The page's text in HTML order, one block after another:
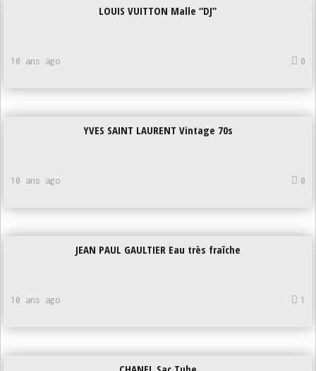
LOUIS VUITTON Malle “DJ”
0
10 ans ago
YVES SAINT LAURENT Vintage 70s
0
10 ans ago
JEAN PAUL GAULTIER Eau très fraîche
1
10 ans ago